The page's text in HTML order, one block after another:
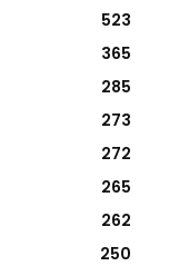
523
365
285
273
272
265
262
250